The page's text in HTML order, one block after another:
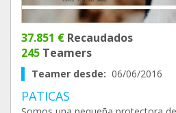
37.851 € Recaudados
245 Teamers
Teamer desde: 06/06/2016
PATICAS